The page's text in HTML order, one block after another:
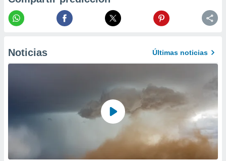
en
en
o acceder
Noticias Últimas noticias